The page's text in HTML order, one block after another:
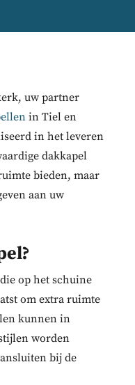
uw partner
in Tiel en
in het leveren
dakkapel
bieden, maar
aan uw
op het schuine
om extra ruimte
kunnen in
worden
bij de